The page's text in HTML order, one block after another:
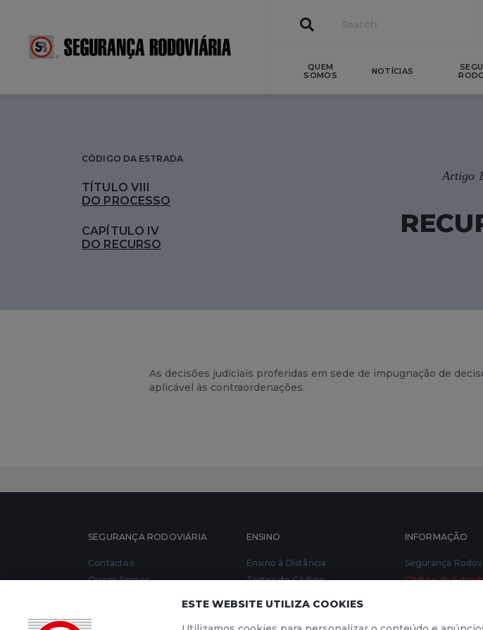
ESTE WEBSITE UTILIZA COOKIES
QUEM
SOMOS
NOTÍCIAS
CÓDIGO DA ESTRADA
CAPÍTULO IV
DO RECURSO
TÍTULO VIII
DO PROCESSO
Artigo
As decisões judiciais proferidas em sede de impugnação de
aplicável às contraordenações.
SEGURANÇA RODOVIÁRIA
Contactos
Quem Somos
ENSINO
Ensino à Distância
Testes de Código
INFORMAÇÃO
Segurança
Código da